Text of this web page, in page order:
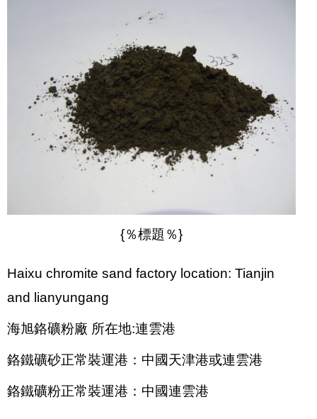
{％標題％}
Haixu chromite sand factory location: Tianjin
and lianyungang
海旭鉻礦粉廠 所在地:連雲港
鉻鐵礦砂正常裝運港：中國天津港或連雲港
鉻鐵礦粉正常裝運港：中國連雲港